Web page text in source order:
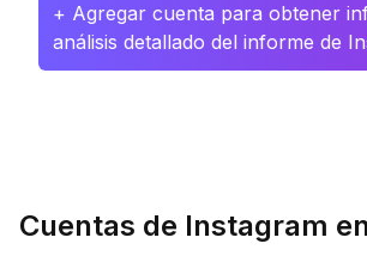
+ Agregar cuenta para obtener
análisis detallado del informe de
Cuentas de Instagram